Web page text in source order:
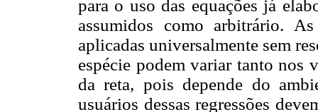
para o uso das equações já
assumidos como arbitrário.
aplicadas universalmente sem
espécie podem variar tanto nos
da reta, pois depende do
usuários dessas regressões